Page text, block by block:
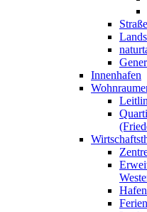
Innenhafen
Hafen